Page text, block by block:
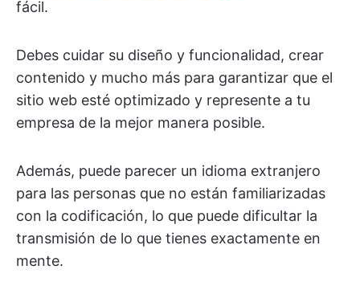
fácil.
Debes cuidar su diseño y funcionalidad, crear
contenido y mucho más para garantizar que el
sitio web esté optimizado y represente a tu
empresa de la mejor manera posible.
Además, puede parecer un idioma extranjero
para las personas que no están familiarizadas
con la codificación, lo que puede dificultar la
transmisión de lo que tienes exactamente en
mente.